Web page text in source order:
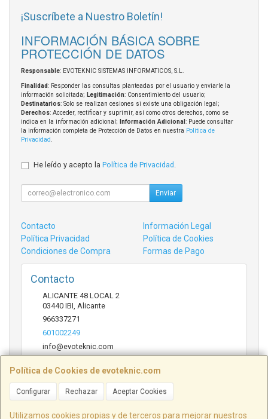
Política de Cookies de evoteknic.com
Configurar Rechazar Aceptar Cookies
Utilizamos cookies propias y de terceros para mejorar nuestros
¡Suscríbete a Nuestro Boletín!
INFORMACIÓN BÁSICA SOBRE
PROTECCIÓN DE DATOS
Responsable: EVOTEKNIC SISTEMAS INFORMATICOS, S.L.
Finalidad: Responder las consultas planteadas por el usuario y enviarle la
información solicitada; Legitimación: Consentimiento del usuario;
Destinatarios: Solo se realizan cesiones si existe una obligación legal;
Derechos: Acceder, rectificar y suprimir, así como otros derechos, como se
indica en la información adicional;
Información Adicional : Puede consultar
la información completa de Protección de Datos en nuestra Política de
Privacidad
He leído y acepto la Política de Privacidad
Enviar
Contacto
Información Legal
Política Privacidad
Política de Cookies
Condiciones de Compra
Formas de Pago
Contacto
ALICANTE 48 LOCAL 2
03440 IBI Alicante
966337271
601002249
info@evoteknic.com
Horario